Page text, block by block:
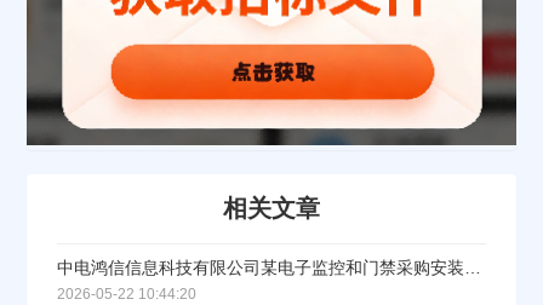
相关文章
中电鸿信信息科技有限公司某电子监控和门禁采购安装项目设备采购直接采购公示
2026-05-22 10:44:20
公司所在地
请选择省市
联系方式